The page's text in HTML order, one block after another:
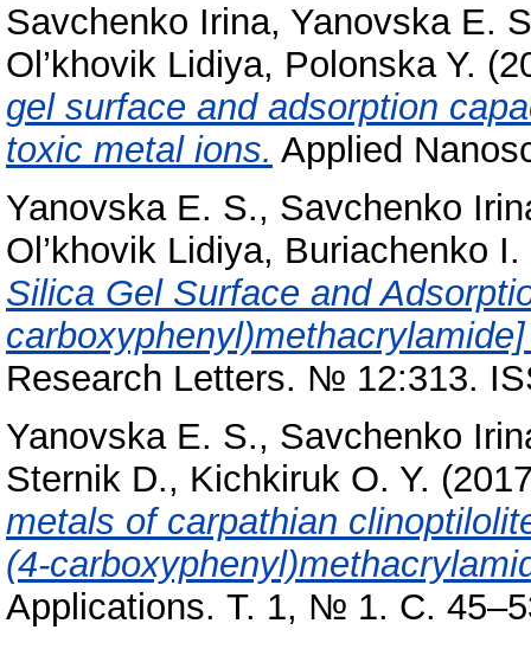
Savchenko Irina, Yanovska E.
Ol’khovik Lidiya, Polonska Y.
gel surface and adsorption
toxic metal ions. Applied
Yanovska E. S., Savchenko
Ol’khovik Lidiya, Buriachenko I.
Silica Gel Surface and
Research Letters. № 12:313.
Yanovska E. S., Savchenko
Sternik D., Kichkiruk O. Y.
metals of carpathian
(4-
Applications. Т. 1, № 1. С.